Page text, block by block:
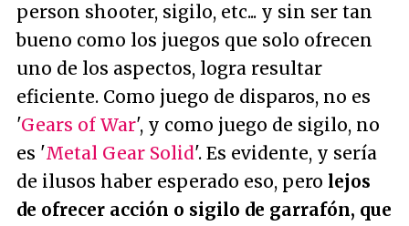
person shooter, sigilo, etc... y sin ser tan
bueno como los juegos que solo ofrecen
uno de los aspectos, logra resultar
eficiente. Como juego de disparos, no es
'Gears of War', y como juego de sigilo, no
es 'Metal Gear Solid'. Es evidente, y sería
de ilusos haber esperado eso, pero lejos
de ofrecer acción o sigilo de garrafón, que